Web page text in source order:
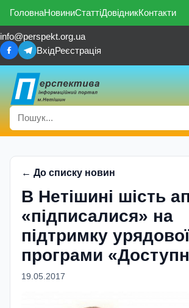
ГоловнаНовиниСтаттіДовідникКонтакти
info@perspekt.org.ua
ВхідРеєстрація
← До списку новин
В Нетішині шість
«підписалися» на
підтримку урядової
програми
19.05.2017